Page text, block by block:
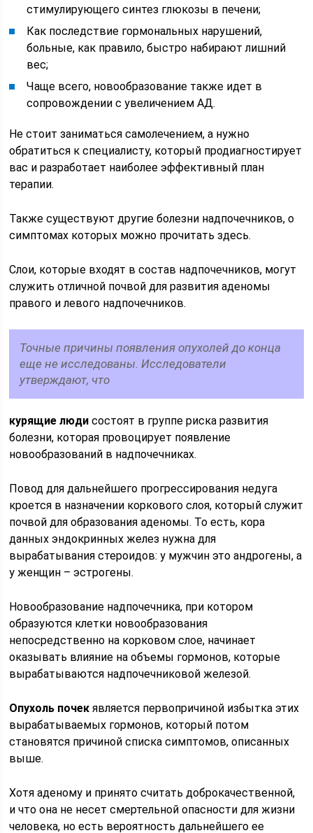
стимулирующего синтез глюкозы в печени;
Как последствие гормональных нарушений,
больные, как правило, быстро набирают лишний
вес;
Чаще всего, новообразование также идет в
сопровождении с увеличением АД.
Не стоит заниматься самолечением, а нужно
обратиться к специалисту, который продиагностирует
вас и разработает наиболее эффективный план
терапии.
Также существуют другие болезни надпочечников, о
симптомах которых можно прочитать здесь.
Слои, которые входят в состав надпочечников, могут
служить отличной почвой для развития аденомы
правого и левого надпочечников.
Точные причины появления опухолей до конца
еще не исследованы. Исследователи
утверждают, что
курящие люди состоят в группе риска развития
болезни, которая провоцирует появление
новообразований в надпочечниках.
Повод для дальнейшего прогрессирования недуга
кроется в назначении коркового слоя, который служит
почвой для образования аденомы. То есть, кора
данных эндокринных желез нужна для
вырабатывания стероидов: у мужчин это андрогены, а
у женщин – эстрогены.
Новообразование надпочечника, при котором
образуются клетки новообразования
непосредственно на корковом слое, начинает
оказывать влияние на объемы гормонов, которые
вырабатываются надпочечниковой железой.
Опухоль почек является первопричиной избытка этих
вырабатываемых гормонов, который потом
становятся причиной списка симптомов, описанных
выше.
Хотя аденому и принято считать доброкачественной,
и что она не несет смертельной опасности для жизни
человека, но есть вероятность дальнейшего ее